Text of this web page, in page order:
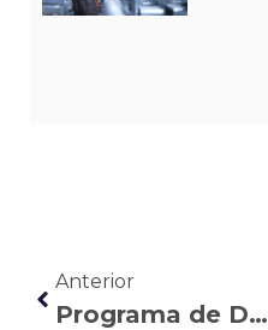
Anterior
Programa de Desligamento Voluntário (PDV): você sabe o que é?